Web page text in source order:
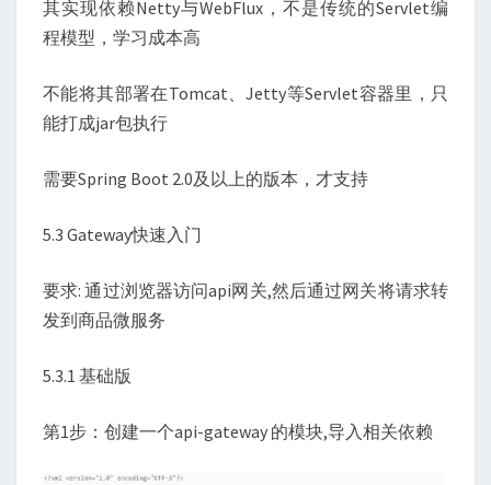
其实现依赖Netty与WebFlux，不是传统的Servlet编
程模型，学习成本高
不能将其部署在Tomcat、Jetty等Servlet容器里，只
能打成jar包执行
需要Spring Boot 2.0及以上的版本，才支持
5.3 Gateway快速入门
要求: 通过浏览器访问api网关,然后通过网关将请求转
发到商品微服务
5.3.1 基础版
第1步：创建一个api-gateway 的模块,导入相关依赖